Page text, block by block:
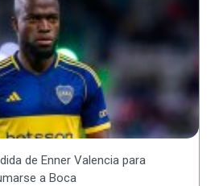
de Enner Valencia para
a Boca